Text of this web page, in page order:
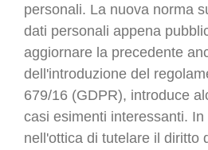
personali. La nuova norma
dati personali appena
aggiornare la precedente
dell'introduzione del
679/16 (GDPR), introduce
casi esimenti interessanti. In
nell'ottica di tutelare il diritto